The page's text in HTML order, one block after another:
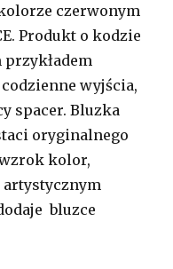
czerwonym
Produkt o kodzie
przykładem
wyjścia,
spacer. Bluzka
oryginalnego
kolor,
artystycznym
bluzce